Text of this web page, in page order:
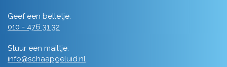
Geef een belletje:
010 - 476 31 32
Stuur een mailtje:
info@schaapgeluid.nl